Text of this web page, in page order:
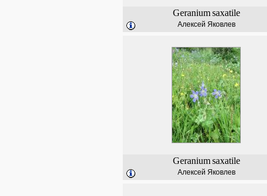
Geranium saxatile
Алексей Яковлев
Geranium saxatile
Алексей Яковлев